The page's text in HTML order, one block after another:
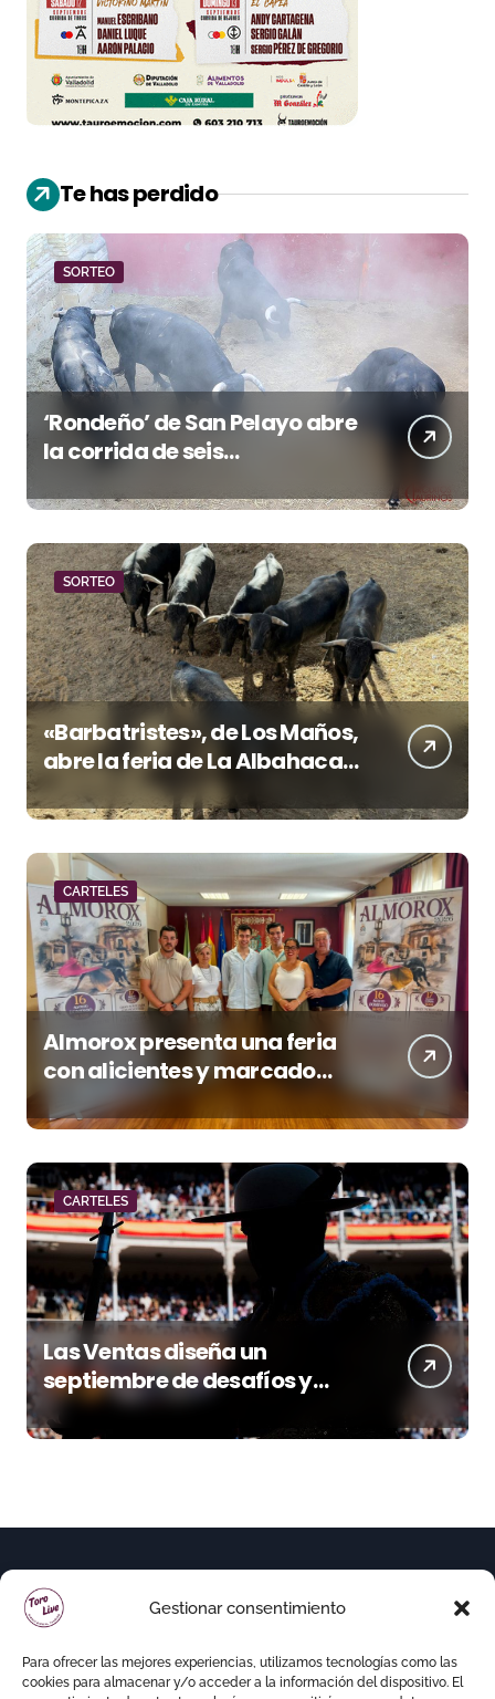
Gestionar consentimiento
Para ofrecer las mejores experiencias, utilizamos tecnologías como las
cookies para almacenar y/o acceder a la información del dispositivo. El
Te has perdido
SORTEO
‘Rondeño’ de San Pelayo abre
la corrida de seis
Santa María esta noche
SORTEO
«Barbatristes», de Los Maños,
abre la feria de La Albahaca
de Huesca
CARTELES
Almorox presenta una feria
con alicientes y marcado
acento torista
CARTELES
Las Ventas diseña un
septiembre de desafíos y
variedad ganadera